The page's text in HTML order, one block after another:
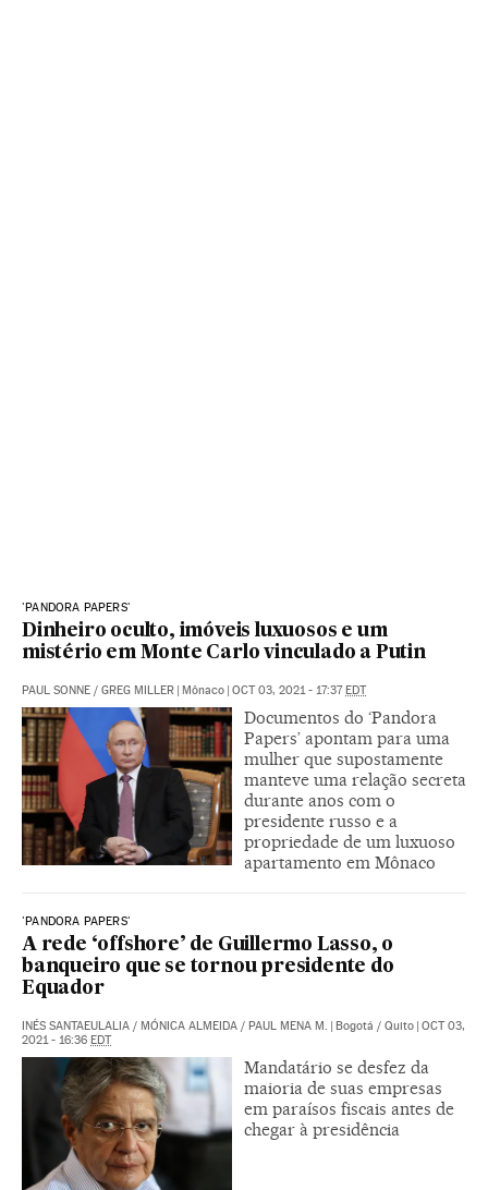
'PANDORA PAPERS'
Dinheiro oculto, imóveis luxuosos e um
mistério em Monte Carlo vinculado a Putin
PAUL SONNE / GREG MILLER | Mônaco | OCT 03, 2021 - 17:37EDT
Documentos do ‘Pandora
Papers’ apontam para uma
mulher que supostamente
manteve uma relação secreta
durante anos com o
presidente russo e a
propriedade de um luxuoso
apartamento em Mônaco
'PANDORA PAPERS'
A rede ‘offshore’ de Guillermo Lasso, o
banqueiro que se tornou presidente do
Equador
INÉS SANTAEULALIA / MÓNICA ALMEIDA / PAUL MENA M. | Bogotá / Quito | OCT 03,
2021 - 16:36 EDT
Mandatário se desfez da
maioria de suas empresas
em paraísos fiscais antes de
chegar à presidência